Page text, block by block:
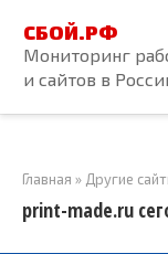
контенту
СБОЙ.РФ
Мониторинг
и сайтов в
Главная » Другие
print-made.ru